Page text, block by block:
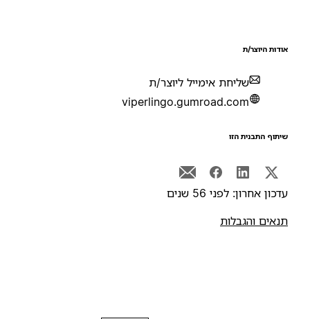
היוצר/ת
שליחת אימייל ליוצר/ת
viperlingo.gumroad.com
התבנית הזו
אחרון: לפני 56 שנים
והגבלות